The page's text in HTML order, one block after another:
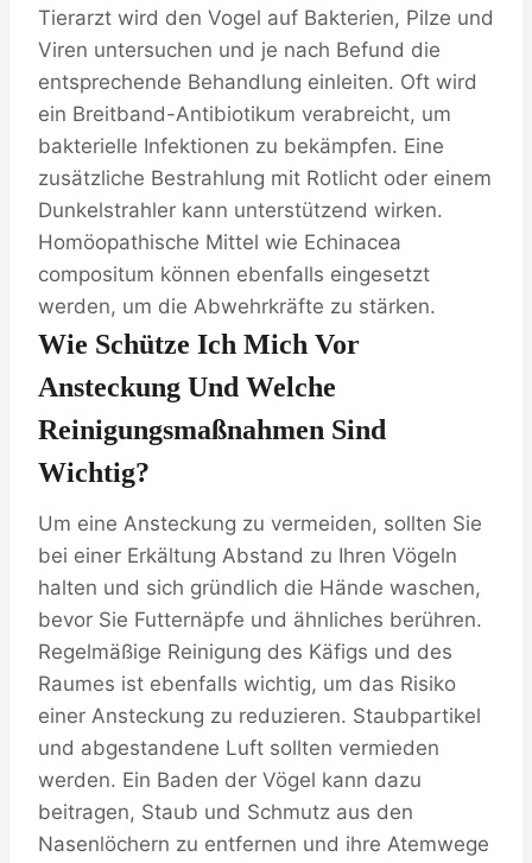
Tierarzt wird den Vogel auf Bakterien, Pilze und
Viren untersuchen und je nach Befund die
entsprechende Behandlung einleiten. Oft wird
ein Breitband-Antibiotikum verabreicht, um
bakterielle Infektionen zu bekämpfen. Eine
zusätzliche Bestrahlung mit Rotlicht oder einem
Dunkelstrahler kann unterstützend wirken.
Homöopathische Mittel wie Echinacea
compositum können ebenfalls eingesetzt
werden, um die Abwehrkräfte zu stärken.
Wie Schütze Ich Mich Vor
Ansteckung Und Welche
Reinigungsmaßnahmen Sind
Wichtig?
Um eine Ansteckung zu vermeiden, sollten Sie
bei einer Erkältung Abstand zu Ihren Vögeln
halten und sich gründlich die Hände waschen,
bevor Sie Futternäpfe und ähnliches berühren.
Regelmäßige Reinigung des Käfigs und des
Raumes ist ebenfalls wichtig, um das Risiko
einer Ansteckung zu reduzieren. Staubpartikel
und abgestandene Luft sollten vermieden
werden. Ein Baden der Vögel kann dazu
beitragen, Staub und Schmutz aus den
Nasenlöchern zu entfernen und ihre Atemwege